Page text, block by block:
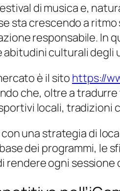
di musica e,
sta crescendo a
responsabile. In
abitudini culturali degli
è il sito https://
che, oltre a
locali, tradizioni
una strategia di
dei programmi, le
ogni